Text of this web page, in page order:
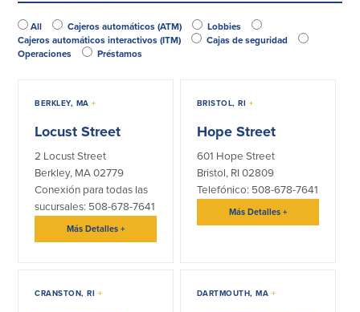
Empresas
(Business Checking)
Cuenta de cheques de Análisis
Empresarial (Business Analysis
Checking)
Comprobación del ajuste correcto
Cuentas de cheques para
Municipalidades y Organizaciones
sin Fines de Lucro (Cuenta
Municipal/Non-Profit Checking)
mensual (Statement Savings)
Cuenta empresarial de Acceso al
mercado monetario (Business Money
Market Access)
Certificados de Depósito
Planes de retiro
(opcional)
All Cajeros automáticos (ATM)
Lobbies
Cajeros automáticos interactivos (ITM)
Cajas de seguridad
Operaciones
Préstamos
BERKLEY, MA+
Locust Street
2 Locust Street
Berkley, MA 02779
Conexión para todas las
sucursales: 508-678-7641
Más Detalles+
BRISTOL, RI +
Hope Street
601 Hope Street
Bristol, RI 02809
Telefónico: 508-678-7641
Más Detalles +
CRANSTON, RI + DARTMOUTH, MA +